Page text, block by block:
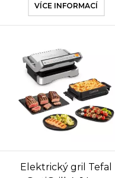
VÍCE INFORMACÍ
Elektrický gril Tefal